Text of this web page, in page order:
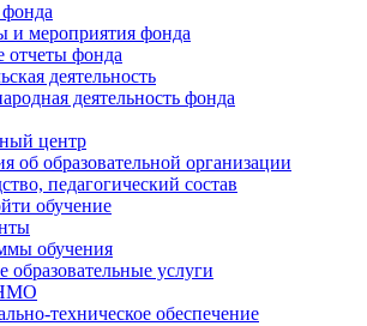
фонда
и мероприятия фонда
отчеты фонда
деятельность
деятельность фонда
центр
об образовательной организации
педагогический состав
обучение
обучения
образовательные услуги
техническое обеспечение